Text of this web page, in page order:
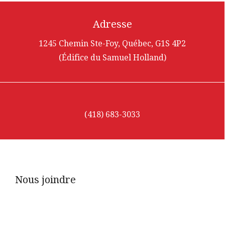
Adresse
1245 Chemin Ste-Foy, Québec, G1S 4P2
(Édifice du Samuel Holland)
(418) 683-3033
Nous joindre